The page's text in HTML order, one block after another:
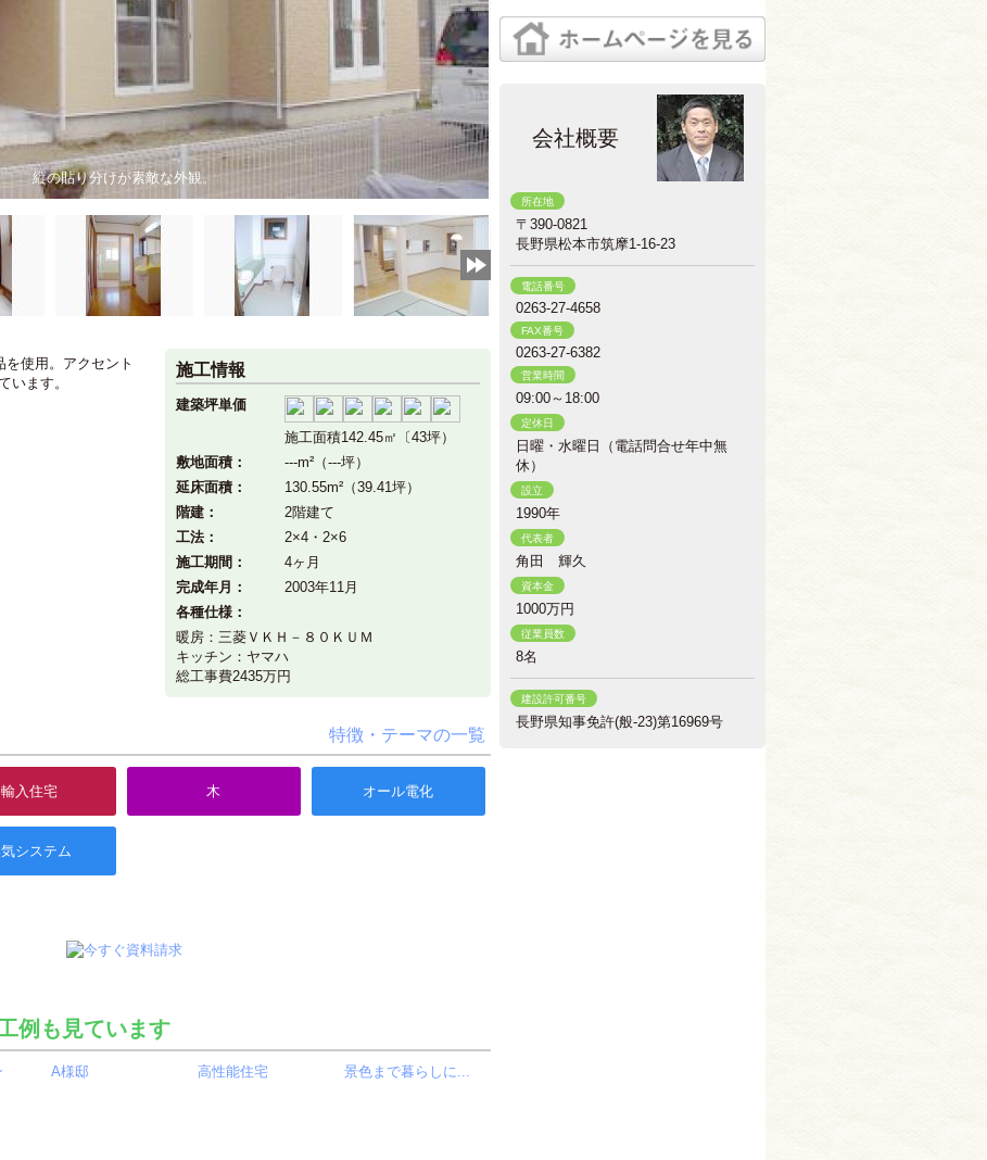
縦の貼り分けが素敵な外観。
使用。アクセント
います。
施工情報
建築坪単価
施工面積142.45㎡〔43坪）
敷地面積：
---m²（---坪）
延床面積：
130.55m²（39.41坪）
階建：
2階建て
工法：
2×4・2×6
施工期間：
4ヶ月
完成年月：
2003年11月
各種仕様：
暖房：三菱ＶＫＨ－８０ＫＵＭ
キッチン：ヤマハ
総工事費2435万円
特徴・テーマの一覧
輸入住宅 木 オール電化
システム
例も見ています
A様邸 高性能住宅 景色まで暮らしに...
会社概要
所在地
〒390-0821
長野県松本市筑摩1-16-23
電話番号
0263-27-4658
FAX番号
0263-27-6382
営業時間
09:00～18:00
定休日
日曜・水曜日（電話問合せ年中無
休）
設立
1990年
代表者
角田 輝久
資本金
1000万円
従業員数
8名
建設許可番号
長野県知事免許(般-23)第16969号